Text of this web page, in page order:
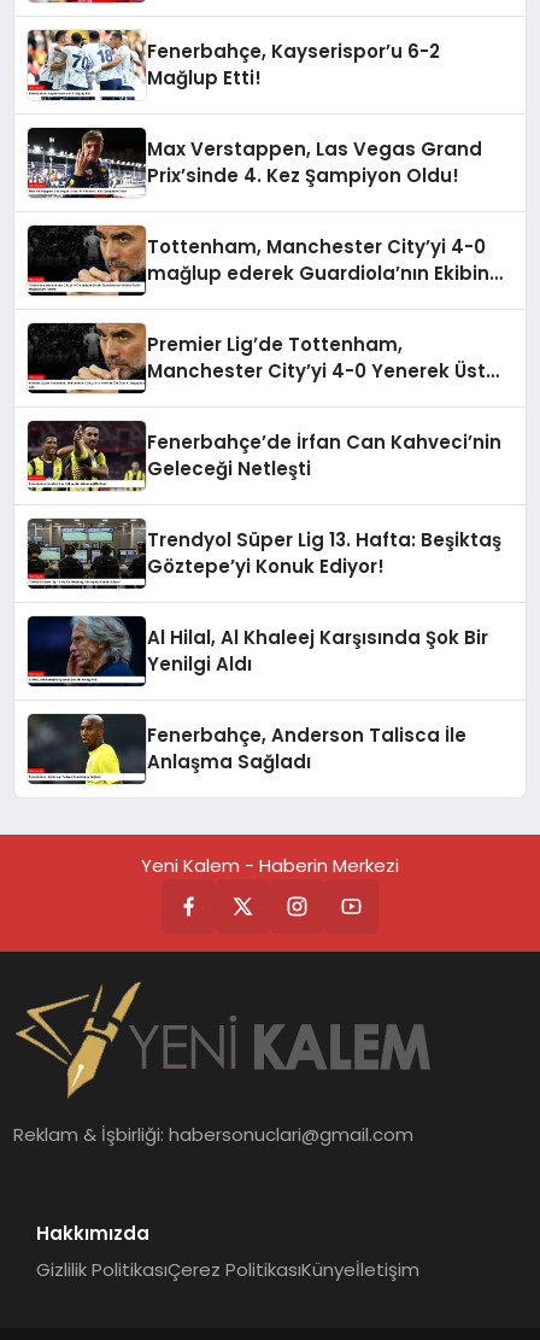
Fenerbahçe, Kayserispor’u 6-2
Mağlup Etti!
Max Verstappen, Las Vegas Grand
Prix’sinde 4. Kez Şampiyon Oldu!
Tottenham, Manchester City’yi 4-0
mağlup ederek Guardiola’nın Ekibine
Premier Lig’de Tottenham,
Manchester City’yi 4-0 Yenerek Üst
Fenerbahçe’de İrfan Can Kahveci’nin
Geleceği Netleşti
Trendyol Süper Lig 13. Hafta: Beşiktaş
Göztepe’yi Konuk Ediyor!
Al Hilal, Al Khaleej Karşısında Şok Bir
Yenilgi Aldı
Fenerbahçe, Anderson Talisca İle
Anlaşma Sağladı
Yeni Kalem - Haberin Merkezi
Reklam & İşbirliği:habersonuclari@gmail.com
Hakkımızda
Gizlilik PolitikasıÇerez PolitikasıKünyeİletişim